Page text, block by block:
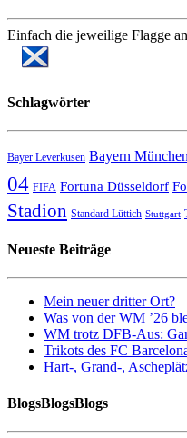
Einfach die jeweilige Flagge
Schlagwörter
Bayer Leverkusen Bayern München
04 FIFA Fortuna Düsseldorf
Stadion Standard Lüttich Stuttgart
Neueste Beiträge
Mein neuer dritter Ort?
Was von der WM ’26
WM trotz DFB-Aus:
Trikots des FC
Hart-, Grand-,
BlogsBlogsBlogs